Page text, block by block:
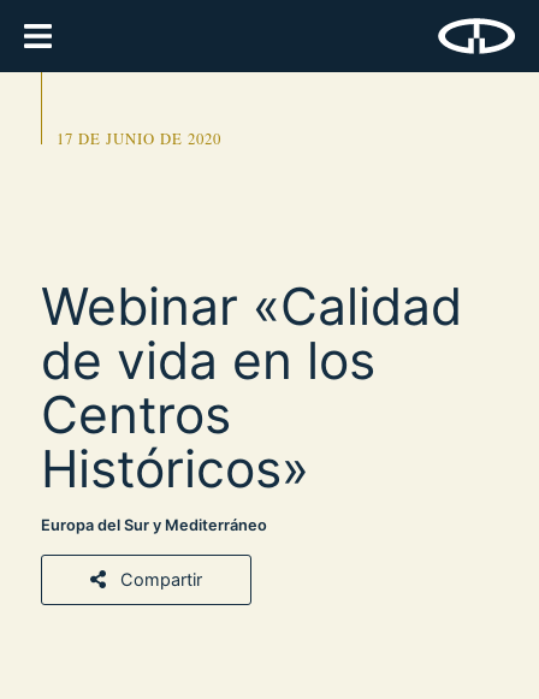
17 DE JUNIO DE 2020
Webinar «Calidad
de vida en los
Centros
Históricos»
Europa del Sur y Mediterráneo
Compartir